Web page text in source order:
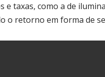
e taxas, como a de
o retorno em forma de